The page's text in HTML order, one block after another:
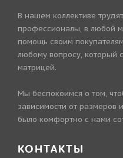
В нашем коллективе
профессионалы, в любой
помощь своим
любому вопросу, который
матрицей.
Мы беспокоимся о том,
зависимости от размеров
было комфортно с нами
КОНТАКТЫ